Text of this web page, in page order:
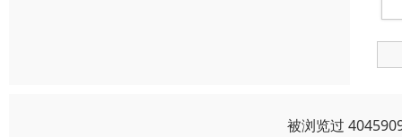
被浏览过